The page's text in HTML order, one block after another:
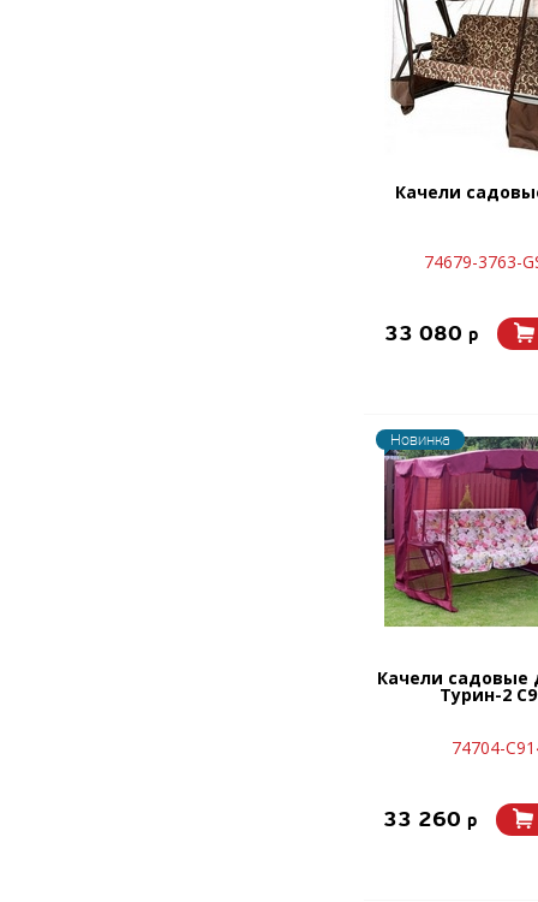
Качели
74679-3763-
33 080 p
Новинка
Качели садовые
Турин-2
74704-
33 260 p